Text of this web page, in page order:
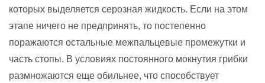
которых выделяется серозная жидкость. Если на этом
этапе ничего не предпринять, то постепенно
поражаются остальные межпальцевые промежутки и
часть стопы. В условиях постоянного мокнутия грибки
размножаются еще обильнее, что способствует